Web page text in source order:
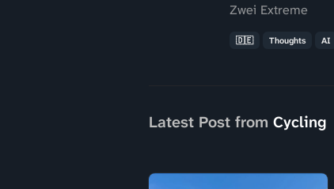
Zwei Extreme
🇩🇪 Thoughts AI
Latest Post from Cycling